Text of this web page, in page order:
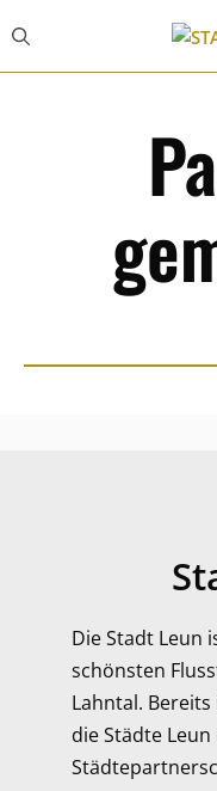
Inhalt
springen
Die Stadt Leun
schönsten
Lahntal.
die Städte